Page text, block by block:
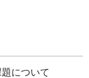
について